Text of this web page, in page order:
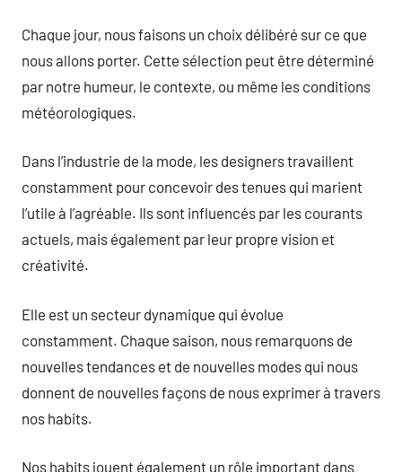
Chaque jour, nous faisons un choix délibéré sur ce que
nous allons porter. Cette sélection peut être déterminé
par notre humeur, le contexte, ou même les conditions
météorologiques.
Dans l’industrie de la mode, les designers travaillent
constamment pour concevoir des tenues qui marient
l’utile à l’agréable. Ils sont influencés par les courants
actuels, mais également par leur propre vision et
créativité.
Elle est un secteur dynamique qui évolue
constamment. Chaque saison, nous remarquons de
nouvelles tendances et de nouvelles modes qui nous
donnent de nouvelles façons de nous exprimer à travers
nos habits.
Nos habits jouent également un rôle important dans